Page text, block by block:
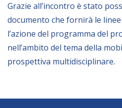
Grazie all’incontro è stato
documento che fornirà le
l’azione del programma del
nell’ambito del tema della
prospettiva multidisciplinare.